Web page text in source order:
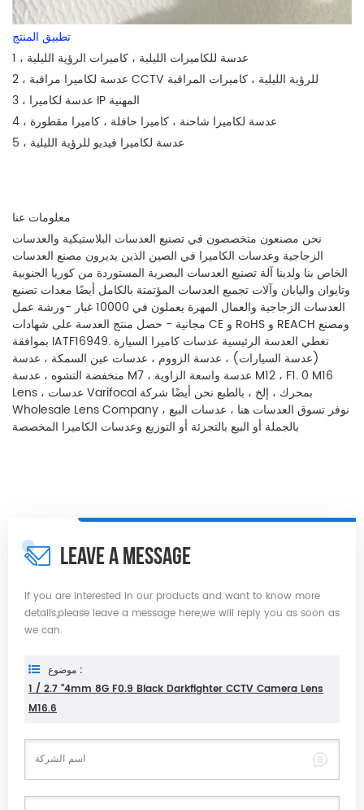
تطبيق المنتج
1 ،
عدسة للكاميرات الليلية ، كاميرات الرؤية الليلية
2 ، عدسة لكاميرا مراقبة CCTV للرؤية الليلية ، كاميرات المراقبة
3 ، عدسة لكاميرا IP المهنية
4 ، عدسة لكاميرا شاحنة ، كاميرا حافلة ، كاميرا مقطورة
5 ، عدسة لكاميرا فيديو للرؤية الليلية
معلومات عنا
نحن مصنعون متخصصون في تصنيع العدسات البلاستيكية والعدسات
الزجاجية وعدسات الكاميرا في الصين الذين يديرون مصنع العدسات
الخاص بنا ولدينا آلة تصنيع العدسات البصرية المستوردة من كوريا الجنوبية
وتايوان واليابان وآلات تجميع العدسات المؤتمتة بالكامل أيضًا معدات تصنيع
العدسات الزجاجية والعمال المهرة يعملون في 10000 غبار -ورشة عمل
مجانية - حصل منتج العدسة على شهادات CE و RoHS و REACH ومصنع
بموافقة IATF16949. تغطي العدسة الرئيسية عدسات كاميرا السيارة
(عدسة السيارات) ، عدسة الزووم ، عدسات عين السمكة ، عدسة
منخفضة التشوه ، عدسة M7 ، عدسة واسعة الزاوية M12 ، F1. 0 M16
Lens ، عدسات Varifocal بمحرك ، إلخ ، بالطبع نحن أيضًا شركة
Wholesale Lens Company ، نوفر تسوق العدسات هنا ، عدسات البيع
بالجملة أو البيع بالتجزئة أو التوزيع وعدسات الكاميرا المخصصة
LEAVE A MESSAGE
If you are interested in our products and want to know more
details,please leave a message here,we will reply you as soon as
we can.
موضوع :
1 / 2.7 "4mm 8G F0.9 Black Darkfighter CCTV Camera Lens
M16.6